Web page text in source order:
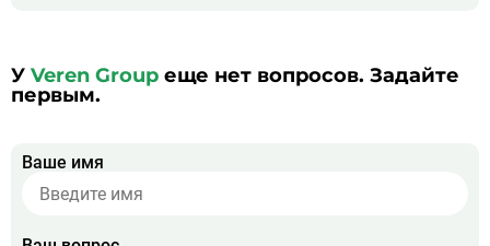
У Veren Group еще нет вопросов. Задайте
первым.
Ваше имя